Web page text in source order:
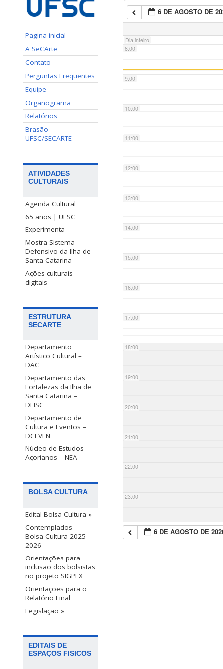
Pagina inicial
A SeCArte
Contato
Perguntas Frequentes
Equipe
Organograma
Relatórios
Brasão
UFSC/SECARTE
ATIVIDADES
CULTURAIS
Agenda Cultural
65 anos | UFSC
Experimenta
Mostra Sistema
Defensivo da Ilha de
Santa Catarina
Ações culturais
digitais
ESTRUTURA
SECARTE
Departamento
Artístico Cultural –
DAC
Departamento das
Fortalezas da Ilha de
Santa Catarina –
DFISC
Departamento de
Cultura e Eventos –
DCEVEN
Núcleo de Estudos
Açorianos – NEA
BOLSA CULTURA
Edital Bolsa Cultura »
Contemplados –
Bolsa Cultura 2025 –
2026
Orientações para
inclusão dos bolsistas
no projeto SIGPEX
Orientações para o
Relatório Final
Legislação »
EDITAIS DE
ESPAÇOS FISICOS
6 DE AGOSTO DE
Dia inteiro
7:00
8:00
9:00
10:00
11:00
12:00
13:00
14:00
15:00
16:00
17:00
18:00
19:00
20:00
21:00
22:00
23:00
6 DE AGOSTO DE